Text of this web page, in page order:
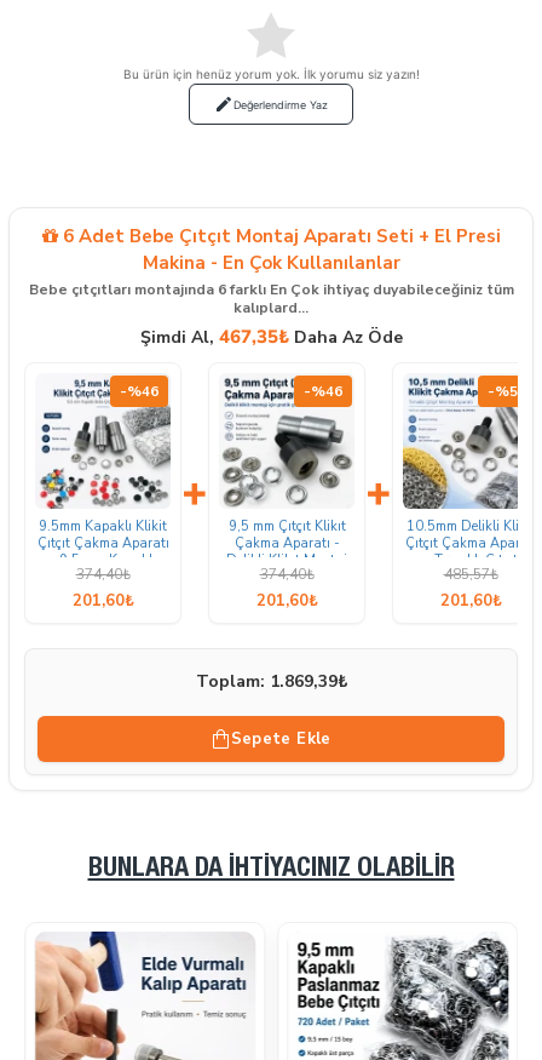
Bu ürün için henüz yorum yok. İlk yorumu siz yazın!
Değerlendirme Yaz
6 Adet Bebe Çıtçıt Montaj Aparatı Seti + El Presi
Makina - En Çok Kullanılanlar
Bebe çıtçıtları montajında 6 farklı En Çok ihtiyaç duyabileceğiniz tüm
kalıplard...
Şimdi Al, 467,35₺Daha Az Öde
-%46
9.5mm Kapaklı Klikit
Çıtçıt Çakma Aparatı
- 9,5 mm Kapaklı
Bebe Çıtçıtı Montaj
Aparatı KLP0092
374,40₺
201,60₺
+
-%46
9,5 mm Çıtçıt Klikıt
Çakma Aparatı -
Delikli Klikıt Montaj
Kalıbı KLP0095
374,40₺
201,60₺
+
-%58
10.5mm Delikli Klikit
Çıtçıt Çakma Aparatı
- Tırnaklı Çıtçıt
Montaj Aparatı
KLP0094
485,57₺
201,60₺
Toplam: 1.869,39₺
Sepete Ekle
BUNLARA DA İHTIYACINIZ OLABILIR